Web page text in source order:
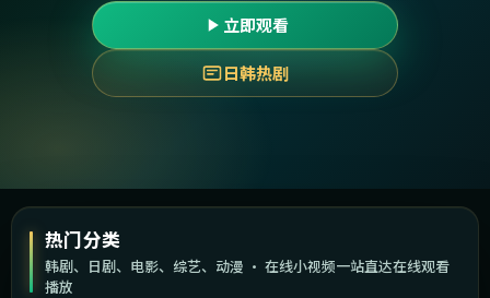
立即观看
日韩热剧
热门分类
韩剧、日剧、电影、综艺、动漫 · 在线小视频一站直达在线观看
播放